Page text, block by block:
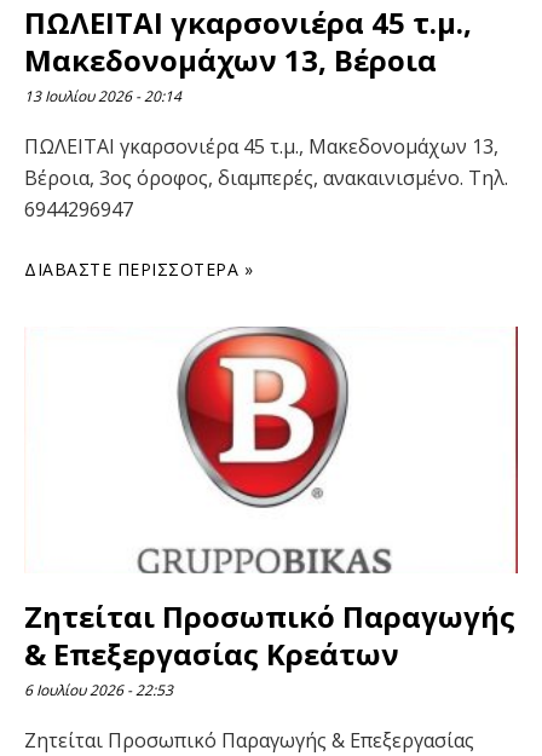
ΠΩΛΕΙΤΑΙ γκαρσονιέρα 45 τ.μ.,
Μακεδονομάχων 13, Βέροια
13 Ιουλίου 2026 20:14
ΠΩΛΕΙΤΑΙ γκαρσονιέρα 45 τ.μ., Μακεδονομάχων 13,
Βέροια, 3ος όροφος, διαμπερές, ανακαινισμένο. Τηλ.
6944296947
ΔΙΑΒΆΣΤΕ ΠΕΡΙΣΣΌΤΕΡΑ »
Ζητείται Προσωπικό Παραγωγής
& Επεξεργασίας Κρεάτων
6 Ιουλίου 2026 22:53
Ζητείται Προσωπικό Παραγωγής & Επεξεργασίας